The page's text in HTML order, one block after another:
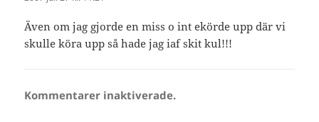
Även om jag gjorde en miss o int ekörde upp där vi
skulle köra upp så hade jag iaf skit kul!!!
Kommentarer inaktiverade.